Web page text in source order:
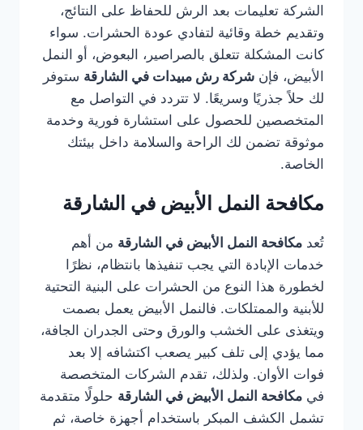
الشركة تعليمات بعد الرش للحفاظ على النتائج،
وتقديم خطة وقائية لتفادي عودة الحشرات. سواء
كانت المشكلة تتعلق بالصراصير، البعوض، أو النمل
الأبيض، فإن شركة رش مبيدات في الشارقة ستوفر
لك حلاً جذريًا وسريعًا. لا تتردد في التواصل مع
المتخصصين للحصول على استشارة فورية وخدمة
موثوقة تضمن لك الراحة والسلامة داخل بيئتك
الخاصة.
مكافحة النمل الأبيض في الشارقة
تُعد مكافحة النمل الأبيض في الشارقة من أهم
خدمات الإبادة التي يجب تنفيذها بانتظام، نظرًا
لخطورة هذا النوع من الحشرات على البنية التحتية
للأبنية والممتلكات. فالنمل الأبيض يعمل بصمت
ويتغذى على الخشب والورق وحتى الجدران الجافة،
مما يؤدي إلى تلف كبير يصعب اكتشافه إلا بعد
فوات الأوان. ولذلك، تقدم الشركات المتخصصة
في مكافحة النمل الأبيض في الشارقة حلولًا متقدمة
تشمل الكشف المبكر باستخدام أجهزة خاصة، ثم